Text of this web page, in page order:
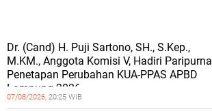
Dr. (Cand) H. Puji Sartono, SH., S.Kep.,
M.KM., Anggota Komisi V, Hadiri Paripurna
Penetapan Perubahan KUA-PPAS APBD
Lampung 2026
07/08/2026, 20:25 WIB